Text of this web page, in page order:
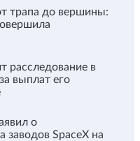
трапа до вершины:
расследование в
выплат его
о
заводов SpaceX на